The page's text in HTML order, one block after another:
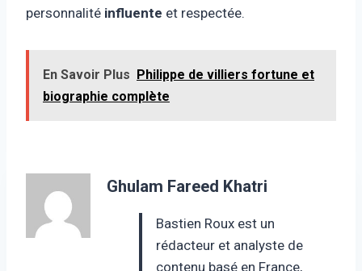
personnalité influente et respectée.
En Savoir Plus Philippe de villiers fortune et
biographie complète
Ghulam Fareed Khatri
Bastien Roux est un
rédacteur et analyste de
contenu basé en France,